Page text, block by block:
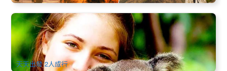
探索阿德萊德│自然、文化與美酒的奇妙5日遊
1.4k 已預訂
ADL10084
天天出發 2人成行